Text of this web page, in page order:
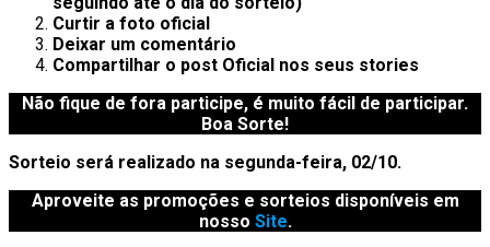
Curtir a foto oficial
Deixar um comentário
Compartilhar o post Oficial nos seus stories
Não fique de fora participe, é muito fácil de participar.
Boa Sorte!
Sorteio será realizado na segunda-feira, 02/10.
Aproveite as promoções e sorteios disponíveis em
nosso Site.